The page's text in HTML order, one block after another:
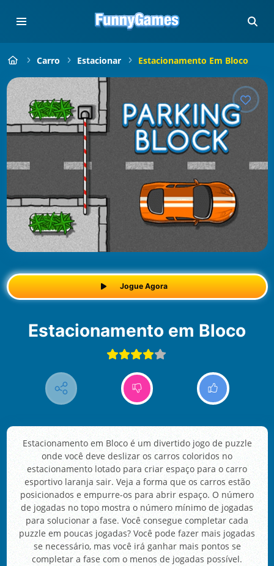
Carro Estacionar Estacionamento Em Bloco
Jogue Agora
Estacionamento em Bloco
Estacionamento em Bloco é um divertido jogo de puzzle
onde você deve deslizar os carros coloridos no
estacionamento lotado para criar espaço para o carro
esportivo laranja sair. Veja a forma que os carros estão
posicionados e empurre-os para abrir espaço. O número
de jogadas no topo mostra o número mínimo de jogadas
para solucionar a fase. Você consegue completar cada
puzzle em poucas jogadas? Você pode fazer mais jogadas
se necessário, mas você irá ganhar mais pontos se
completar a fase com o menos de jogadas possível.